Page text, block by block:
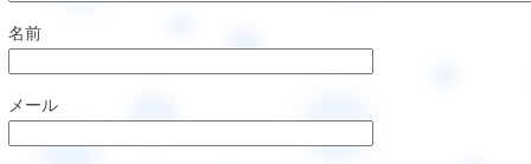
名前
メール